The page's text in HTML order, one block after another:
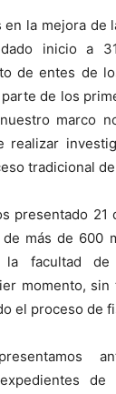
en la mejora de
inicio a
de entes de
de los
marco
realizar
tradicional
presentado 21
más de 600
facultad de
momento,
el proceso de
de